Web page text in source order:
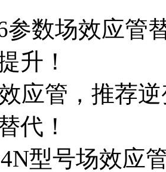
参数场效应管
升！
应管，推荐
代！
型号场效应